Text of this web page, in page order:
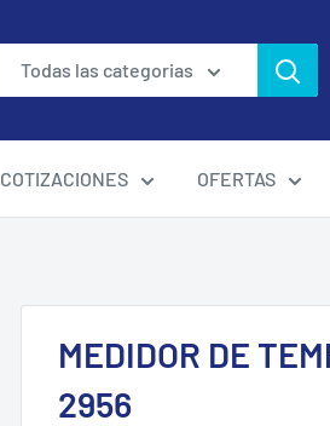
Todas las categorias
COTIZACIONES OFERTAS
MEDIDOR DE
2956